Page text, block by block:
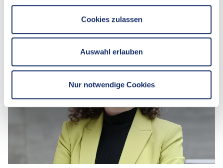
Cookies zulassen
Auswahl erlauben
Nur notwendige Cookies